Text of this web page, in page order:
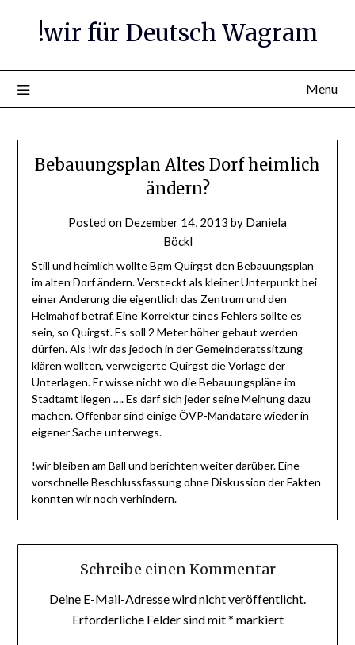
!wir für Deutsch Wagram
Menu
Bebauungsplan Altes Dorf heimlich
ändern?
Posted on Dezember 14, 2013 by Daniela
Böckl
Still und heimlich wollte Bgm Quirgst den Bebauungsplan
im alten Dorf ändern. Versteckt als kleiner Unterpunkt bei
einer Änderung die eigentlich das Zentrum und den
Helmahof betraf. Eine Korrektur eines Fehlers sollte es
sein, so Quirgst. Es soll 2 Meter höher gebaut werden
dürfen. Als !wir das jedoch in der Gemeinderatssitzung
klären wollten, verweigerte Quirgst die Vorlage der
Unterlagen. Er wisse nicht wo die Bebauungspläne im
Stadtamt liegen …. Es darf sich jeder seine Meinung dazu
machen. Offenbar sind einige ÖVP-Mandatare wieder in
eigener Sache unterwegs.
!wir bleiben am Ball und berichten weiter darüber. Eine
vorschnelle Beschlussfassung ohne Diskussion der Fakten
konnten wir noch verhindern.
Schreibe einen Kommentar
Deine E-Mail-Adresse wird nicht veröffentlicht.
Erforderliche Felder sind mit* markiert